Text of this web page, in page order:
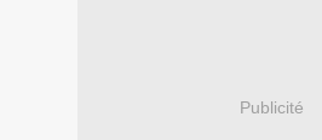
Publicité